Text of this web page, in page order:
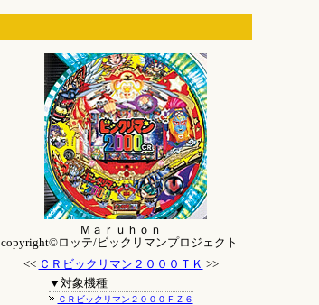
Ｍａｒｕｈｏｎ
copyright©ロッテ/ビックリマンプロジェクト
<< ＣＲビックリマン２０００ＴＫ >>
▼対象機種
ＣＲビックリマン２０００ＦＺ６